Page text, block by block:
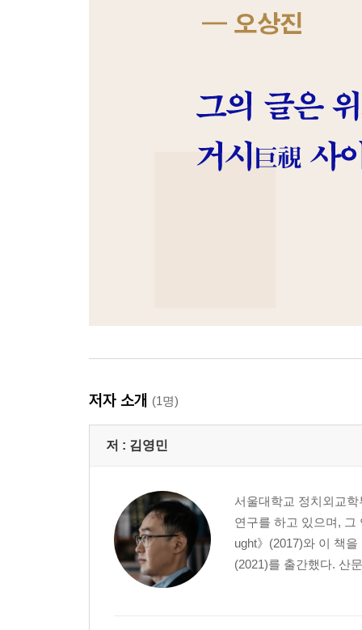
저자 소개 (1명)
저 : 김영민
서울대학교 정치외교
연구를 하고 있으며, 그
ught》(2017)와 이 책
(2021)를 출간했다. 산